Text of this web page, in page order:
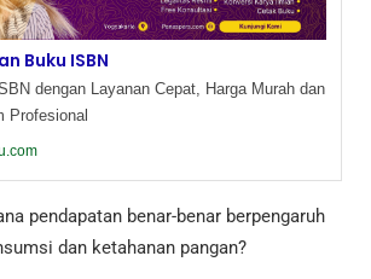
Buku ISBN
dengan Layanan Cepat, Harga Murah dan
Profesional
pendapatan benar-benar berpengaruh
dan ketahanan pangan?